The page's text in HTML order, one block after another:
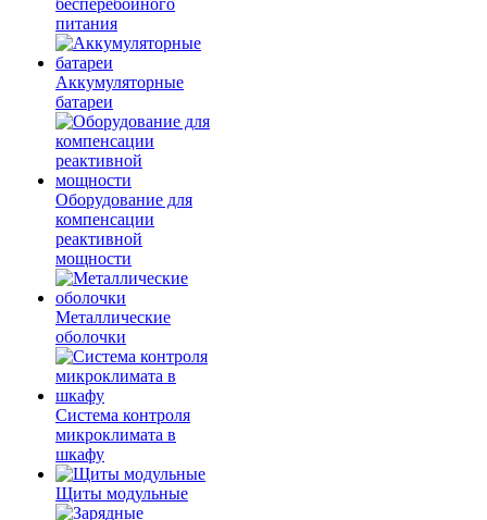
бесперебойного
питания
Аккумуляторные
батареи
Оборудование для
компенсации
реактивной
мощности
Металлические
оболочки
Система контроля
микроклимата в
шкафу
Щиты модульные